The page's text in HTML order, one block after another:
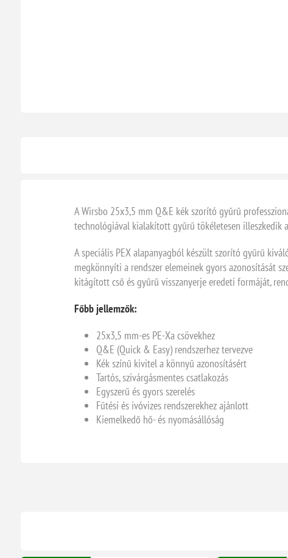
A Wirsbo 25x3,5 mm Q&E kék szorító gyűrű
technológiával kialakított gyűrű tökéletesen illeszkedik
A speciális PEX alapanyagból készült szorító gyűrű
megkönnyíti a rendszer elemeinek gyors azonosítását
kitágított cső és gyűrű visszanyerje eredeti formáját,
Főbb jellemzők:
25x3,5 mm-es PE-Xa csövekhez
Q&E (Quick & Easy) rendszerhez tervezve
Kék színű kivitel a könnyű azonosításért
Tartós, szivárgásmentes csatlakozás
Egyszerű és gyors szerelés
Fűtési és ivóvizes rendszerekhez ajánlott
Kiemelkedő hő- és nyomásállóság